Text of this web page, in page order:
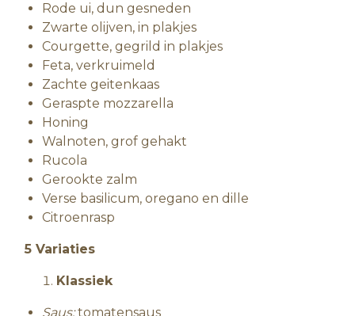
Rode ui, dun gesneden
Zwarte olijven, in plakjes
Courgette, gegrild in plakjes
Feta, verkruimeld
Zachte geitenkaas
Geraspte mozzarella
Honing
Walnoten, grof gehakt
Rucola
Gerookte zalm
Verse basilicum, oregano en dille
Citroenrasp
5 Variaties
Klassiek
Saus:tomatensaus